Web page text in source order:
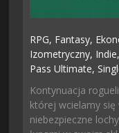
RPG, Fantasy,
Izometryczny,
Pass Ultimate,
Kontynuacja
której wcielamy się
niebezpieczne